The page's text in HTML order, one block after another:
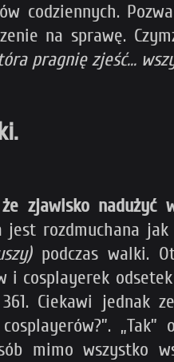
codziennych.
na sprawę.
pragnię zjeść...
zjawisko
rozdmuchana jak
podczas walki.
i cosplayerek
Ciekawi jednak
mimo wszystko